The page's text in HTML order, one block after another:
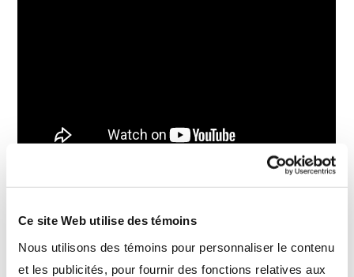
Ce site Web utilise des témoins
Nous utilisons des témoins pour personnaliser le contenu
et les publicités, pour fournir des fonctions relatives aux
Que réserve l’avenir pour les actions canadiennes?
troisième trimestre de Nirujan.